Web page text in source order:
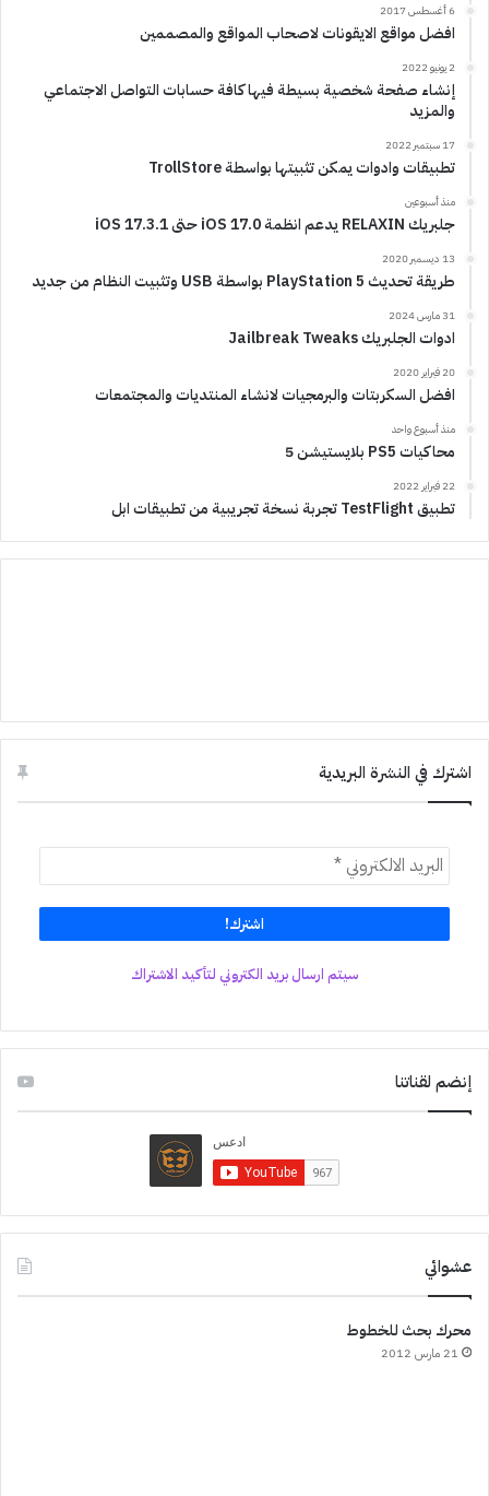
6 أغسطس 2017
افضل مواقع الايقونات لاصحاب المواقع والمصممين
2 يونيو 2022
إنشاء صفحة شخصية بسيطة فيها كافة حسابات التواصل الاجتماعي
والمزيد
17 سبتمبر 2022
تطبيقات وادوات يمكن تثبيتها بواسطة TrollStore
منذ أسبوعين
جلبريك RELAXIN يدعم انظمة iOS 17.0 حتى iOS 17.3.1
13 ديسمبر 2020
طريقة تحديث PlayStation 5 بواسطة USB وتثبيت النظام من جديد
31 مارس 2024
ادوات الجلبريك Jailbreak Tweaks
20 فبراير 2020
افضل السكربتات والبرمجيات لانشاء المنتديات والمجتمعات
منذ أسبوع واحد
محاكيات PS5 بلايستيشن 5
22 فبراير 2022
تطبيق TestFlight تجربة نسخة تجريبية من تطبيقات ابل
اشترك في النشرة البريدية
سيتم ارسال بريد الكتروني لتأكيد الاشتراك
إنضم لقناتنا
عشوائي
محرك بحث للخطوط
21 مارس 2012